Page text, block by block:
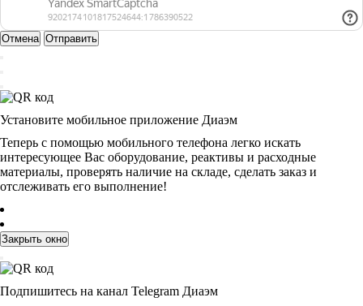
Отмена Отправить
Установите мобильное приложение Диаэм
Теперь с помощью мобильного телефона легко искать
интересующее Вас оборудование, реактивы и расходные
материалы, проверять наличие на складе, сделать заказ и
отслеживать его выполнение!
Закрыть окно
Подпишитесь на канал Telegram Диаэм